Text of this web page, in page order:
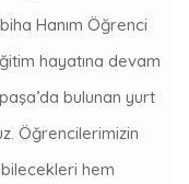
Hanım Öğrenci
hayatına devam
bulunan yurt
Öğrencilerimizin
hem